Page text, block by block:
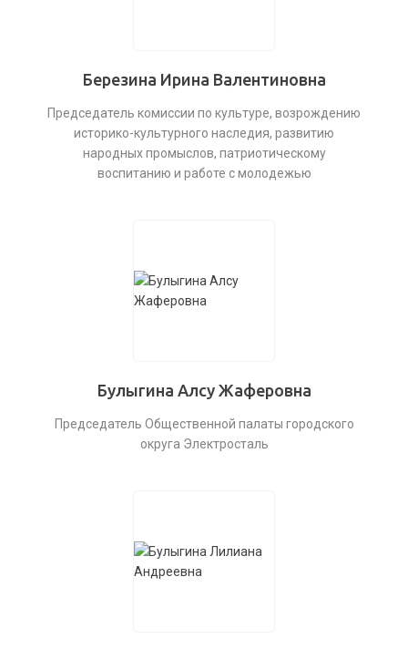
Березина Ирина Валентиновна
Председатель комиссии по культуре, возрождению
историко-культурного наследия, развитию
народных промыслов, патриотическому
воспитанию и работе с молодежью
Булыгина Алсу Жаферовна
Председатель Общественной палаты городского
округа Электросталь